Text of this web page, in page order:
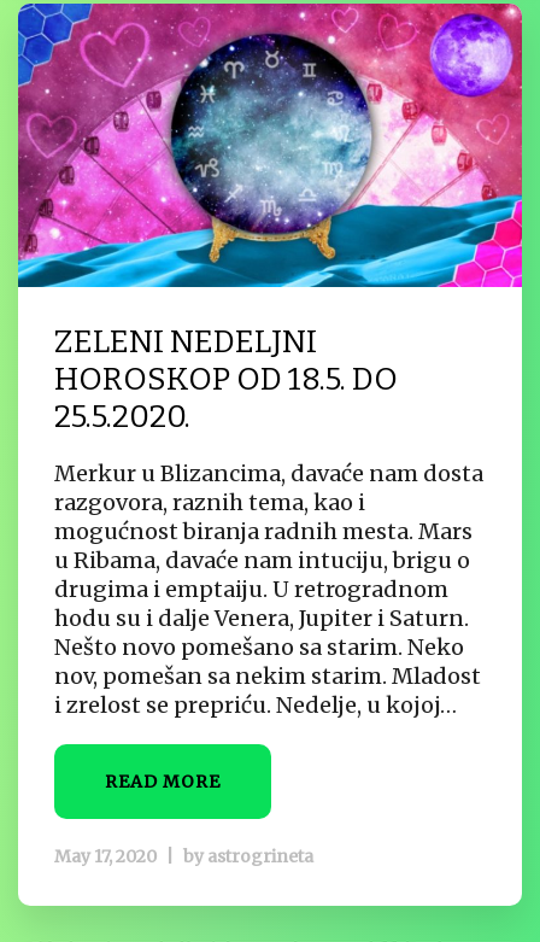
ZELENI NEDELJNI
HOROSKOP OD 18.5. DO
25.5.2020.
Merkur u Blizancima, davaće nam dosta
razgovora, raznih tema, kao i
mogućnost biranja radnih mesta. Mars
u Ribama, davaće nam intuciju, brigu o
drugima i emptaiju. U retrogradnom
hodu su i dalje Venera, Jupiter i Saturn.
Nešto novo pomešano sa starim. Neko
nov, pomešan sa nekim starim. Mladost
i zrelost se prepriću. Nedelje, u kojoj…
READ MORE
May 17, 2020 by astrogrineta